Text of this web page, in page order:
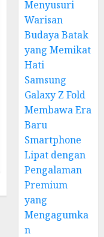
Menyusuri
Warisan
Budaya Batak
yang Memikat
Hati
Samsung
Galaxy Z Fold
Membawa Era
Baru
Smartphone
Lipat dengan
Pengalaman
Premium
yang
Mengagumka
n